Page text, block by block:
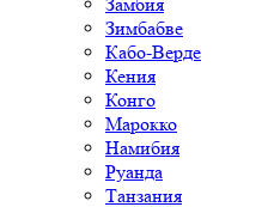
Зимбабве
Кабо-Верде
Кения
Конго
Марокко
Намибия
Руанда
Танзания